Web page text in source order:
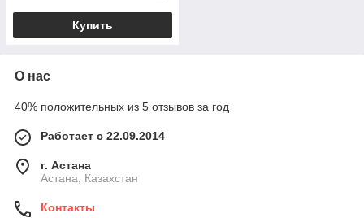
Купить
О нас
40% положительных из 5 отзывов за год
Работает с 22.09.2014
г. Астана
Астана, Казахстан
Контакты